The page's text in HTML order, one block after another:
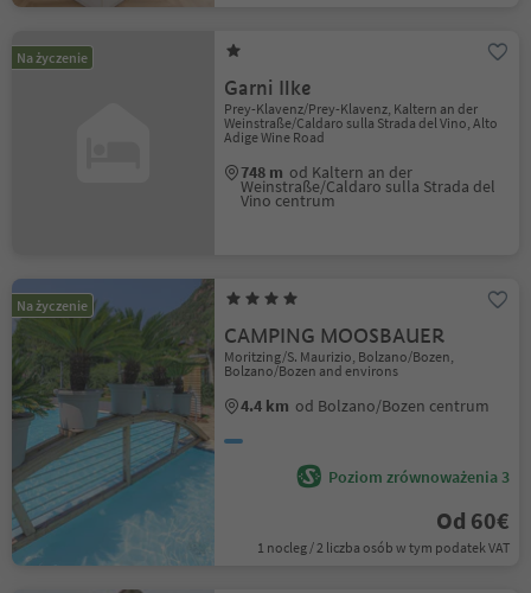
Na życzenie
Garni Ilke
Prey-Klavenz/Prey-Klavenz, Kaltern an der
Weinstraße/Caldaro sulla Strada del Vino, Alto
Adige Wine Road
748 m od Kaltern an der
Weinstraße/Caldaro sulla Strada del
Vino centrum
Na życzenie
CAMPING MOOSBAUER
Moritzing/S. Maurizio, Bolzano/Bozen,
Bolzano/Bozen and environs
4.4 km od Bolzano/Bozen centrum
Poziom zrównoważenia 3
Od 60€
1 nocleg / 2 liczba osób w tym podatek VAT